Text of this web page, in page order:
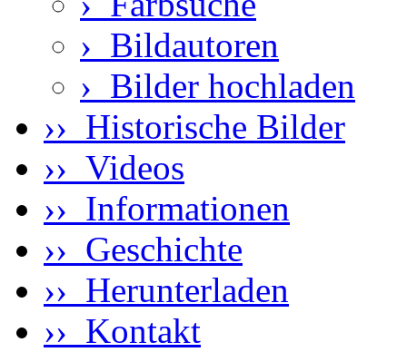
› Bildautoren
› Bilder hochladen
›› Historische Bilder
›› Videos
›› Informationen
›› Geschichte
›› Herunterladen
›› Kontakt